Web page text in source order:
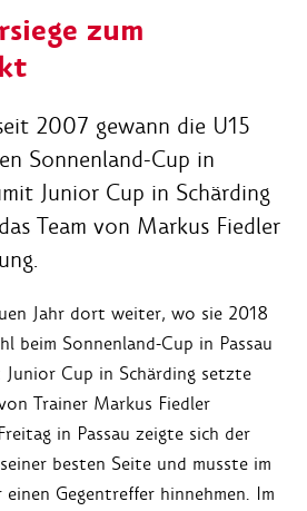
zum
2007 gewann die U15
Sonnenland-Cup in
Junior Cup in Schärding
Team von Markus Fiedler
Jahr dort weiter, wo sie 2018
beim Sonnenland-Cup in Passau
Junior Cup in Schärding setzte
Trainer Markus Fiedler
in Passau zeigte sich der
besten Seite und musste im
Gegentreffer hinnehmen. Im